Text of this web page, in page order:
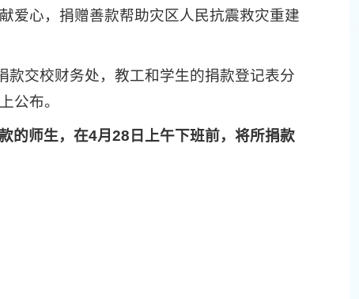
爱心，捐赠善款帮助灾区人民抗震救灾重建
交校财务处，教工和学生的捐款登记表分
公布。
的师生，在4月28 日上午下班前，将所捐款